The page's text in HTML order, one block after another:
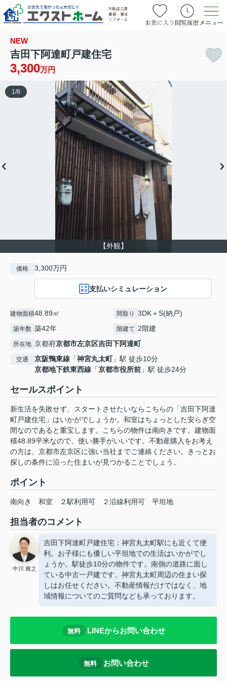
NEW
吉田下阿達町戸建住宅
3,300万円
【外観】
1 /8
価格 3,300万円
支払いシミュレーション
建物面積48.89㎡ 間取り 3DK＋S(納戸)
築年数 築42年 階建て 2階建
所在地 京都府京都市左京区吉田下阿達町
交通 京阪鴨東線 「神宮丸太町」駅 徒歩10分
京都地下鉄東西線 「京都市役所前 」駅 徒歩24分
セールスポイント
新生活を失敗せず、スタートさせたいならこちらの「吉田下阿達
町戸建住宅」はいかがでしょうか。和室はちょっとした安らぎ空
間なのであると重宝します。こちらの物件は南向きです。建物面
積48.89平米なので、使い勝手がいいです。不動産購入をお考え
の方は、京都市左京区に強い当社までご連絡ください。きっとお
探しの条件に沿った住まいが見つかることでしょう。
ポイント
南向き 和室 ２駅利用可 ２沿線利用可 平坦地
担当者のコメント
中川 雅之
吉田下阿達町戸建住宅：神宮丸太町駅にも近くて便
利。お子様にも優しい平坦地での生活はいかがでし
ょうか。駅徒歩10分の物件です。南側の道路に面し
ている中古一戸建です。神宮丸太町周辺の住まい探
しはお任せください。不動産情報だけではなく、地
域情報についてのご質問なども承っております。
無料 LINEからお問い合わせ
無料 お問い合わせ